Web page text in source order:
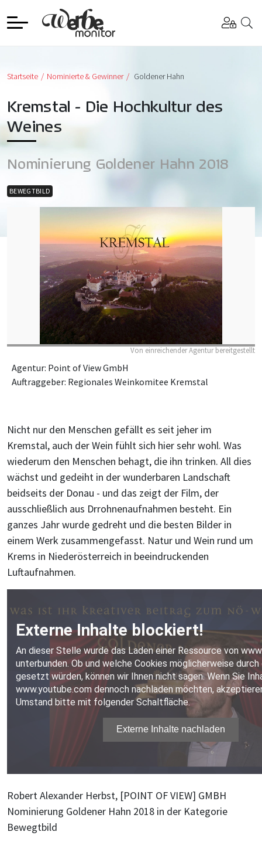
Startseite Nominierte & Gewinner Goldener Hahn
Kremstal - Die Hochkultur des
Weines
Nominierung Goldener Hahn 2018
BEWEGTBILD
Von einreichender Agentur bereitgestellt
Agentur: Point of View GmbH
Auftraggeber: Regionales Weinkomitee Kremstal
Nicht nur den Menschen gefällt es seit jeher im
Kremstal, auch der Wein fühlt sich hier sehr wohl. Was
wiederum den Menschen behagt, die ihn trinken. All dies
wächst und gedeiht in der wunderbaren Landschaft
beidseits der Donau - und das zeigt der Film, der
ausschließlich aus Drrohnenaufnahmen besteht. Ein
ganzes Jahr wurde gedreht und die besten Bilder in
einem Werk zusammengefasst. Natur und Wein rund um
Krems in Niederösterreich in beeindruckenden
Luftaufnahmen.
Robert Alexander Herbst, [POINT OF VIEW] GMBH
Nominierung Goldener Hahn 2018 in der Kategorie
Bewegtbild